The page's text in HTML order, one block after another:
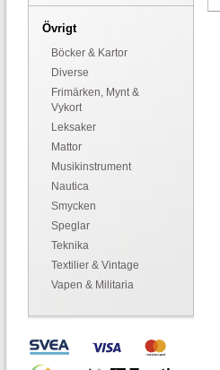
Övrigt
Böcker & Kartor
Diverse
Frimärken, Mynt &
Vykort
Leksaker
Mattor
Musikinstrument
Nautica
Smycken
Speglar
Teknika
Textilier & Vintage
Vapen & Militaria